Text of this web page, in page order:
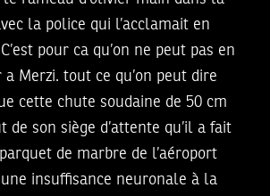
la police qui l’acclamait en
pour ca qu’on ne peut pas en
Merzi. tout ce qu’on peut dire
cette chute soudaine de 50 cm
de son siège d’attente qu’il a fait
de marbre de l’aéroport
insuffisance neuronale à la